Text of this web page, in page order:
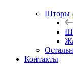
Шторы
Контакты